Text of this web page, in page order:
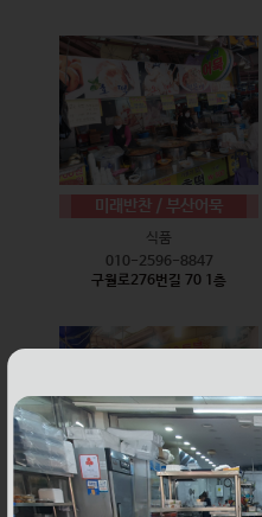
미래반찬 / 부산어묵
식품
010-2596-8847
구월로276번길 70 1층
웰빙즉석손두부